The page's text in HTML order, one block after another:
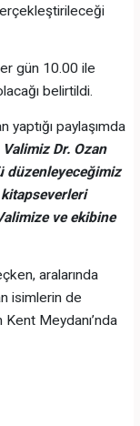
gün 10.00 ile
belirtildi.
yaptığı paylaşımda
Dr. Ozan
düzenleyeceğimiz
kitapseverleri
ve ekibine
aralarında
isimlerin de
Meydanı’nda